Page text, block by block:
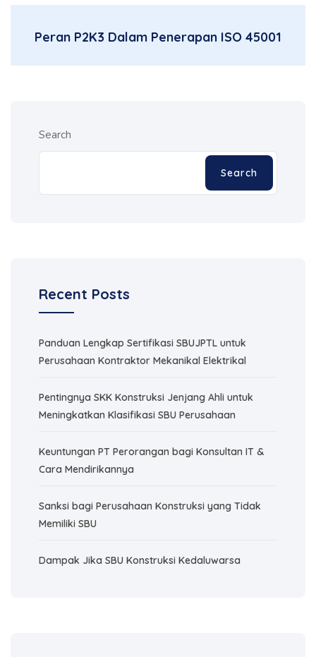
Peran P2K3 Dalam Penerapan ISO 45001
Search
Search
Recent Posts
Panduan Lengkap Sertifikasi SBUJPTL untuk
Perusahaan Kontraktor Mekanikal Elektrikal
Pentingnya SKK Konstruksi Jenjang Ahli untuk
Meningkatkan Klasifikasi SBU Perusahaan
Keuntungan PT Perorangan bagi Konsultan IT &
Cara Mendirikannya
Sanksi bagi Perusahaan Konstruksi yang Tidak
Memiliki SBU
Dampak Jika SBU Konstruksi Kedaluwarsa